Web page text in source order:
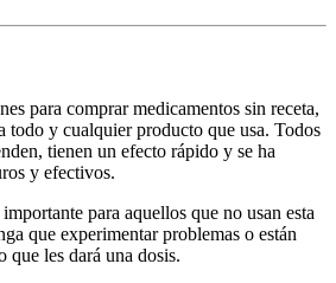
para comprar medicamentos sin receta,
todo y cualquier producto que usa. Todos
tienen un efecto rápido y se ha
y efectivos.
para aquellos que no usan esta
que experimentar problemas o están
que les dará una dosis.